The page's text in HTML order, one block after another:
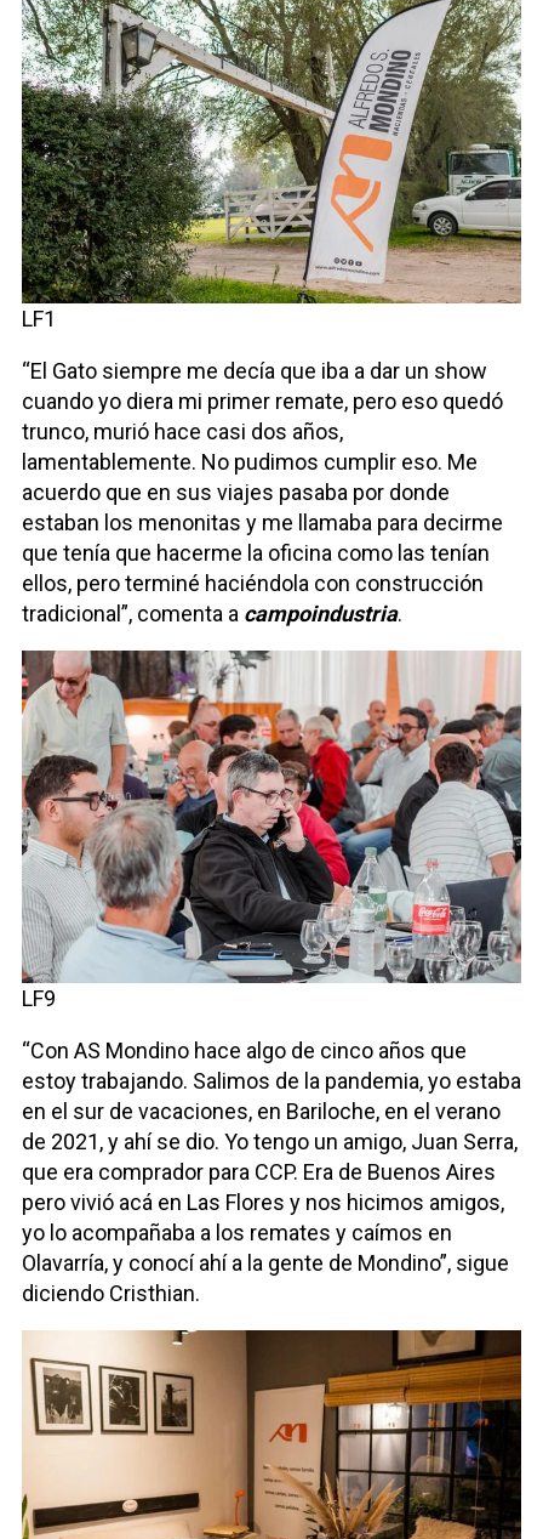
LF1
“El Gato siempre me decía que iba a dar un show
cuando yo diera mi primer remate, pero eso quedó
trunco, murió hace casi dos años,
lamentablemente. No pudimos cumplir eso. Me
acuerdo que en sus viajes pasaba por donde
estaban los menonitas y me llamaba para decirme
que tenía que hacerme la oficina como las tenían
ellos, pero terminé haciéndola con construcción
tradicional”, comenta a campoindustria.
LF9
“Con AS Mondino hace algo de cinco años que
estoy trabajando. Salimos de la pandemia, yo estaba
en el sur de vacaciones, en Bariloche, en el verano
de 2021, y ahí se dio. Yo tengo un amigo, Juan Serra,
que era comprador para CCP. Era de Buenos Aires
pero vivió acá en Las Flores y nos hicimos amigos,
yo lo acompañaba a los remates y caímos en
Olavarría, y conocí ahí a la gente de Mondino”, sigue
diciendo Cristhian.